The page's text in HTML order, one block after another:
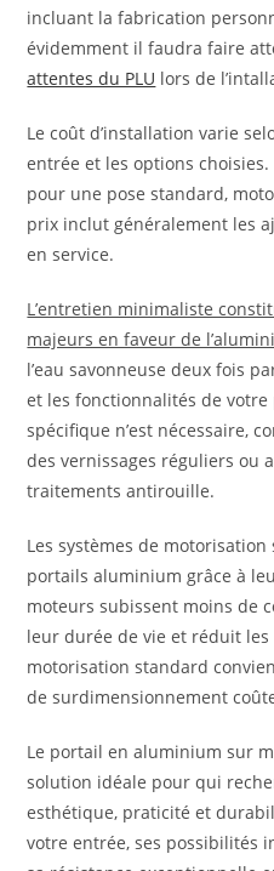
incluant la fabrication
évidemment il faudra faire
attentes du PLU lors de
Le coût d’installation varie
entrée et les options
pour une pose standard,
prix inclut généralement les
en service.
L’entretien minimaliste
majeurs en faveur de
l’eau savonneuse deux fois
et les fonctionnalités de
spécifique n’est nécessaire,
des vernissages réguliers ou
traitements antirouille.
Les systèmes de
portails aluminium grâce à
moteurs subissent moins de
leur durée de vie et réduit
motorisation standard
de surdimensionnement
Le portail en aluminium sur
solution idéale pour qui
esthétique, praticité et
votre entrée, ses possibilités